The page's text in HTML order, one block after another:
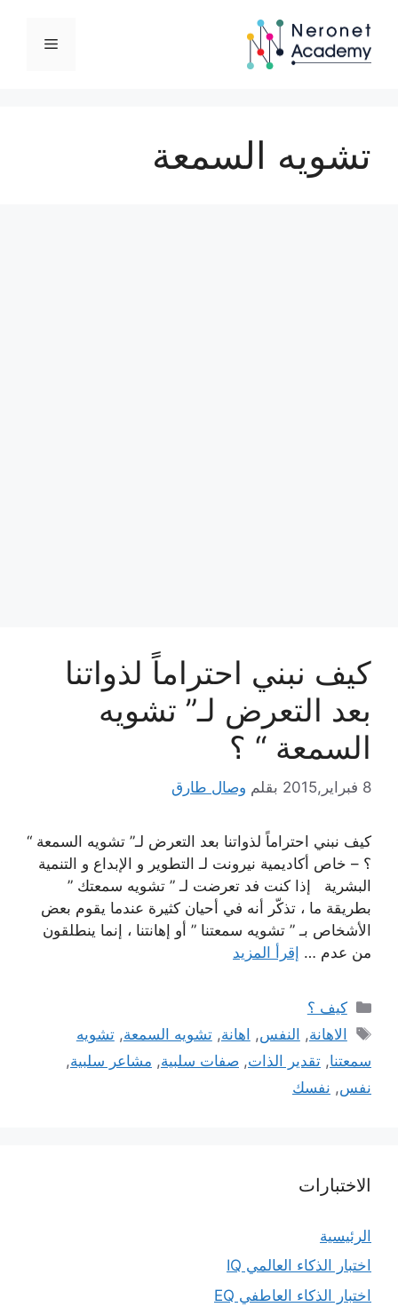
المحتوى
القائمة
تشويه السمعة
كيف نبني احتراماً لذواتنا
بعد التعرض لـ” تشويه
السمعة “ ؟
8 فبراير,2015 بقلم وصال طارق
كيف نبني احتراماً لذواتنا بعد التعرض لـ” تشويه السمعة “
؟ – خاص أكاديمية نيرونت لـ التطوير و الإبداع و التنمية
البشرية إذا كنت فد تعرضت لـ ” تشويه سمعتك ”
بطريقة ما ، تذكّر أنه في أحيان كثيرة عندما يقوم بعض
الأشخاص بـ ” تشويه سمعتنا ” أو إهانتنا ، إنما ينطلقون
من عدم … إقرأ المزيد
التصنيفات
كيف ؟
الوسوم
الاهانة, النفس, اهانة,تشويه السمعة,تشويه
سمعتنا, تقدير الذات, صفات سلبية, مشاعر سلبية,
نفس, نفسك
الاختبارات
الرئيسية
اختبار الذكاء العالمي IQ
اختبار الذكاء العاطفي EQ